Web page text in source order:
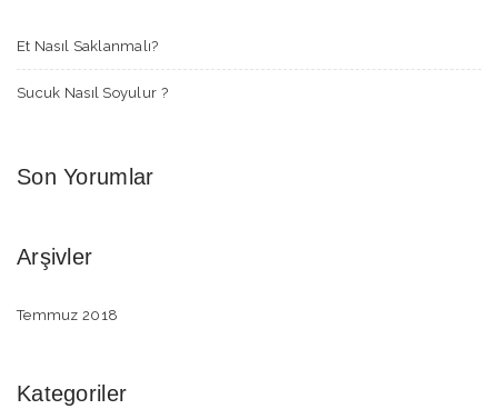
Et Nasıl Saklanmalı?
Sucuk Nasıl Soyulur ?
Son Yorumlar
Arşivler
Temmuz 2018
Kategoriler